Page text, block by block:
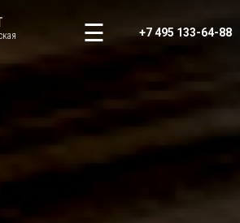
+7 495 133-64-88